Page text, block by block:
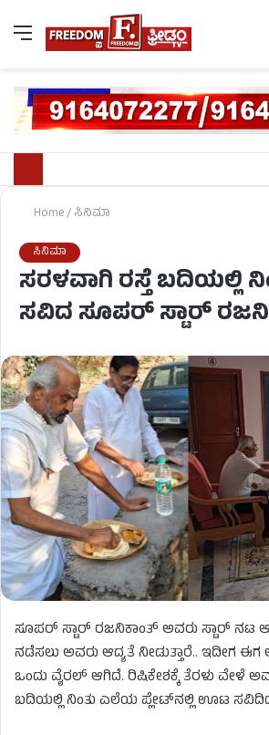
Home/ಸಿನಿಮಾ
ಸಿನಿಮಾ
ಸರಳವಾಗಿ ರಸ್ತೆ ಬದಿಯಲ್ಲಿ
ಸವಿದ ಸೂಪರ್​ ಸ್ಟಾರ್​
ಸೂಪರ್​​​ ಸ್ಟಾರ್​ ರಜನಿಕಾಂತ್​​​​ ಅವರು ಸ್ಟಾರ್​​ ನಟ
ನಡೆಸಲು ಅವರು ಆದ್ಯತೆ ನೀಡುತ್ತಾರೆ.. ಇದೀಗ
ಒಂದು ವೈರಲ್ ಆಗಿದೆ. ರಿಷಿಕೇಶಕ್ಕೆ ತೆರಳು ವೇಳೆ
ಬದಿಯಲ್ಲಿ ನಿಂತು ಎಲೆಯ ಪ್ಲೇಟ್​ನಲ್ಲಿ ಊಟ